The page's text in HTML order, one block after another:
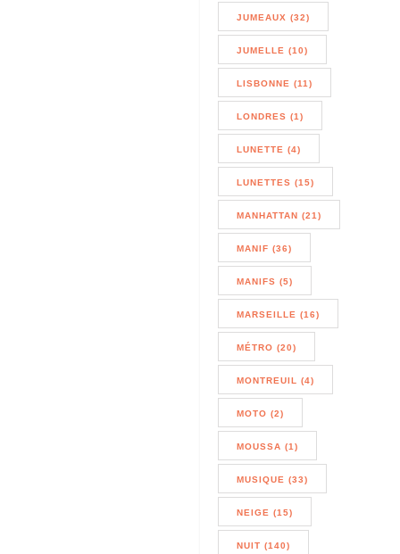
JUMEAUX (32)
JUMELLE (10)
LISBONNE (11)
LONDRES (1)
LUNETTE (4)
LUNETTES (15)
MANHATTAN (21)
MANIF (36)
MANIFS (5)
MARSEILLE (16)
MÉTRO (20)
MONTREUIL (4)
MOTO (2)
MOUSSA (1)
MUSIQUE (33)
NEIGE (15)
NUIT (140)